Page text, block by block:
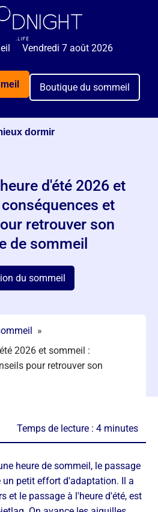
Vendredi 7 août 2026
Boutique du sommeil
dormir
d'été 2026 et
et
retrouver son
de sommeil
du sommeil
»
2026 et sommeil :
pour retrouver son
Temps de lecture : 4 minutes
heure de sommeil, le passage
un petit effort d'adaptation. Il a
et le passage à l'heure d'été, est
qui reçoivent
sommeil 2x par semaine.